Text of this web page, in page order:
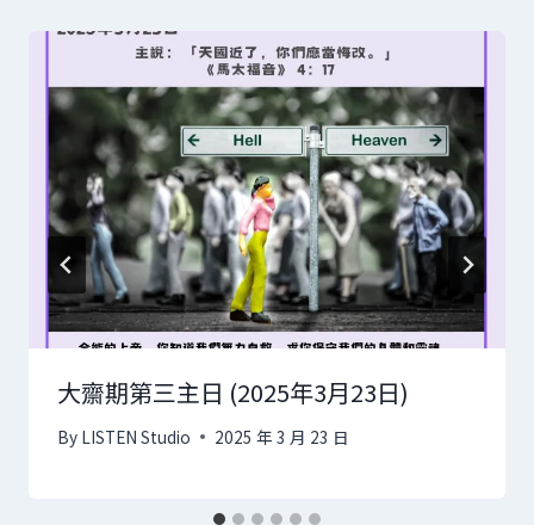
大齋期第三主日 (2025年3月23日)
By LISTEN Studio 2025 年 3 月 23 日